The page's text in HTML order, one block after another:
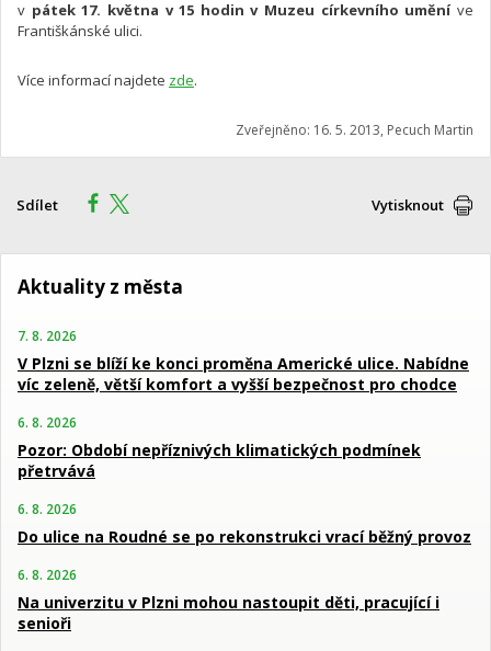
v pátek 17. května v 15 hodin v Muzeu církevního uměníve
Františkánské ulici.
Více informací najdete zde.
Zveřejněno: 16. 5. 2013, Pecuch Martin
Sdílet Vytisknout
Aktuality z města
7. 8. 2026
V Plzni se blíží ke konci proměna Americké ulice. Nabídne
víc zeleně, větší komfort a vyšší bezpečnost pro chodce
6. 8. 2026
Pozor: Období nepříznivých klimatických podmínek
přetrvává
6. 8. 2026
Do ulice na Roudné se po rekonstrukci vrací běžný provoz
6. 8. 2026
Na univerzitu v Plzni mohou nastoupit děti, pracující i
senioři